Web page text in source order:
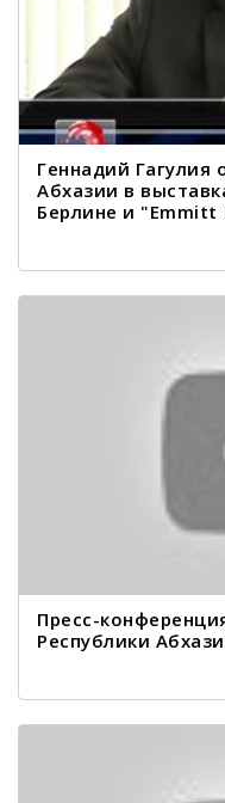
Геннадий Гагулия
Абхазии в
Берлине и "Emmitt
Пресс-
Республики